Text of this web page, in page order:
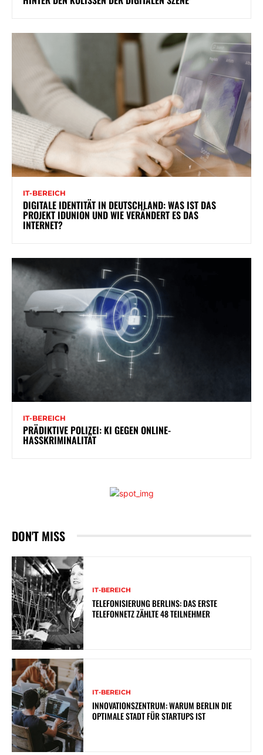
IT-BEREICH
DIGITALE IDENTITÄT IN DEUTSCHLAND: WAS IST DAS
PROJEKT IDUNION UND WIE VERÄNDERT ES DAS
INTERNET?
IT-BEREICH
PRÄDIKTIVE POLIZEI: KI GEGEN ONLINE-
HASSKRIMINALITÄT
DON'T MISS
IT-BEREICH
TELEFONISIERUNG BERLINS: DAS ERSTE
TELEFONNETZ ZÄHLTE 48 TEILNEHMER
IT-BEREICH
INNOVATIONSZENTRUM: WARUM BERLIN DIE
OPTIMALE STADT FÜR STARTUPS IST